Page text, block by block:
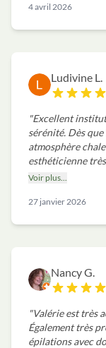
4 avril 2026
Ludivine L.
"Excellent
sérénité. Dès
atmosphère
esthéticienne
prestations et
professionnelle
Voir plus...
27 janvier 2026
Nancy G.
"Valérie est très
Également très
épilations avec